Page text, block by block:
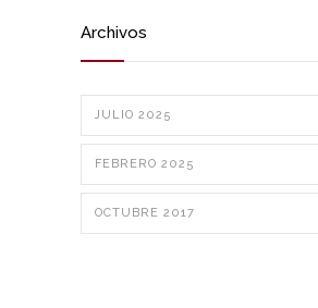
Archivos
JULIO 2025
FEBRERO 2025
OCTUBRE 2017